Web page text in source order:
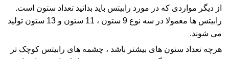
از دیگر مواردی که در مورد رابیتس باید بدانید تعداد ستون است.
رابیتس
ها معمولا در سه نوع 9 ستون ، 11 ستون و 13 ستون تولید
می شوند.
هرچه تعداد ستون های بیشتر باشد ، چشمه های رابیتس کوچک تر